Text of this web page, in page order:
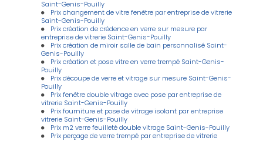
Saint-Genis-Pouilly
Prix changement de vitre fenêtre par entreprise de vitrerie
Saint-Genis-Pouilly
Prix création de crédence en verre sur mesure par
entreprise de vitrerie Saint-Genis-Pouilly
Prix création de miroir salle de bain personnalisé Saint-
Genis-Pouilly
Prix création et pose vitre en verre trempé Saint-Genis-
Pouilly
Prix découpe de verre et vitrage sur mesure Saint-Genis-
Pouilly
Prix fenêtre double vitrage avec pose par entreprise de
vitrerie Saint-Genis-Pouilly
Prix fourniture et pose de vitrage isolant par entreprise
vitrerie Saint-Genis-Pouilly
Prix m2 verre feuilleté double vitrage Saint-Genis-Pouilly
Prix perçage de verre trempé par entreprise de vitrerie